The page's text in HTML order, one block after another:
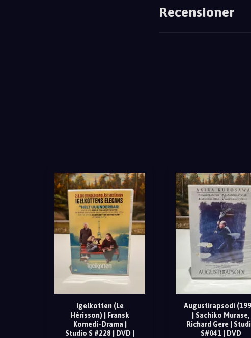
Recensioner
Igelkotten (Le
Hérisson) | Fransk
Komedi-Drama |
Studio S #228 | DVD |
Augustirapsodi
| Sachiko Murase,
Richard Gere |
S#041 | DVD